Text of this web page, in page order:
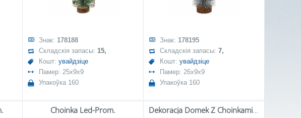
Знак: 178188
Складскія запасы: 15,
Кошт: увайдзіце
Памер: 25x9x9
Упакоўка 160
Знак: 178195
Складскія запасы: 7,
Кошт: увайдзіце
Памер: 26x9x9
Упакоўка 160
Choinka Led-Prom. Dekoracja Domek Z Choinkami-Prom.